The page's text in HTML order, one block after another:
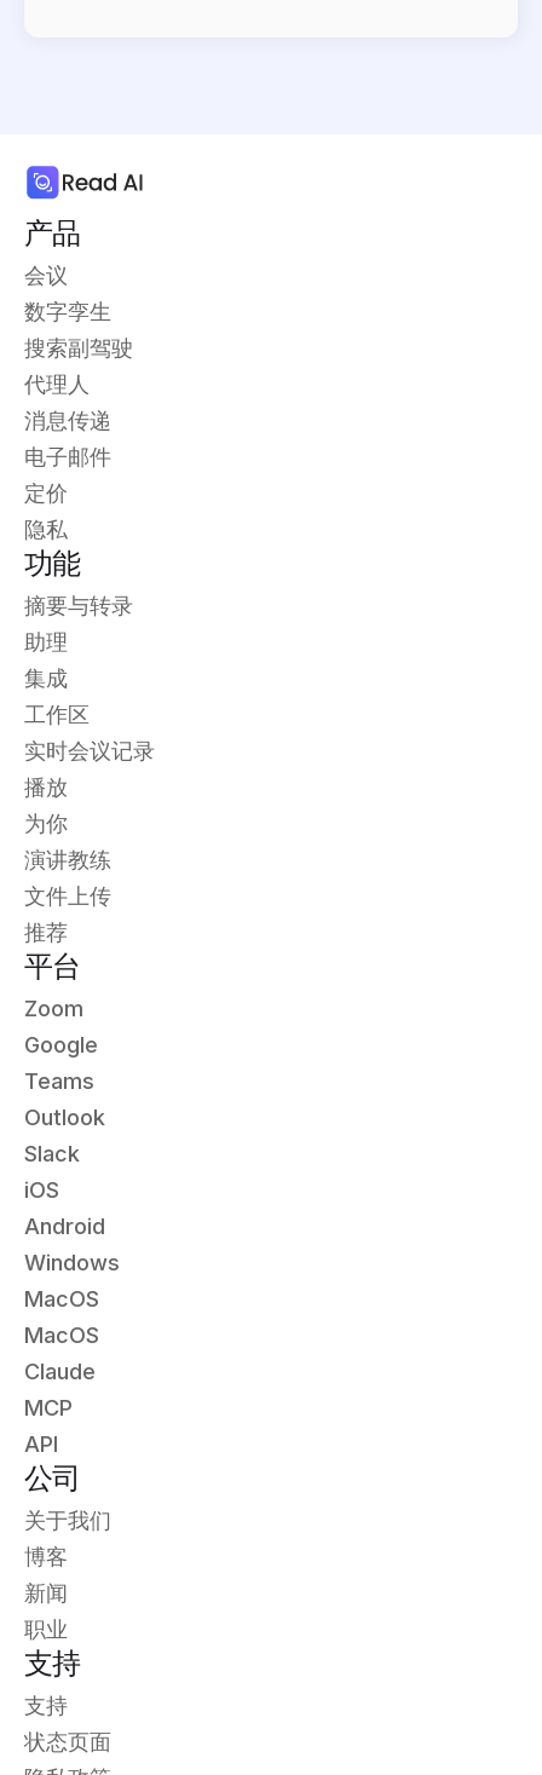
产品
会议
数字孪生
搜索副驾驶
代理人
消息传递
电子邮件
定价
隐私
功能
摘要与转录
助理
集成
工作区
实时会议记录
播放
为你
演讲教练
文件上传
推荐
平台
Zoom
Google
Teams
Outlook
Slack
iOS
Android
Windows
MacOS
MacOS
Claude
MCP
API
公司
关于我们
博客
新闻
职业
支持
支持
状态页面